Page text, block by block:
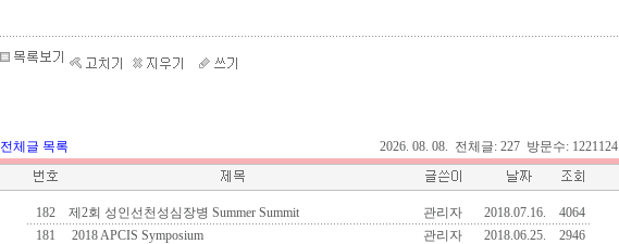
전체글 목록 2026. 08. 08. 전체글: 227 방문수: 1221124
182 제2회 성인선천성심장병 Summer Summit 관리자 2018.07.16.
4064
181
2018 APCIS Symposium 관리자 2018.06.25. 2946